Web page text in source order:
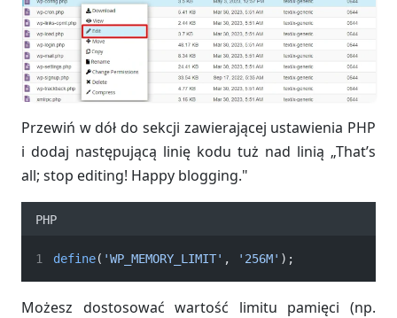
Przewiń w dół do sekcji zawierającej ustawienia PHP
i dodaj następującą linię kodu tuż nad linią „That’s
all; stop editing! Happy blogging."
PHP
define( 'WP_MEMORY_LIMIT' , '256M' );
Możesz dostosować wartość limitu pamięci (np.